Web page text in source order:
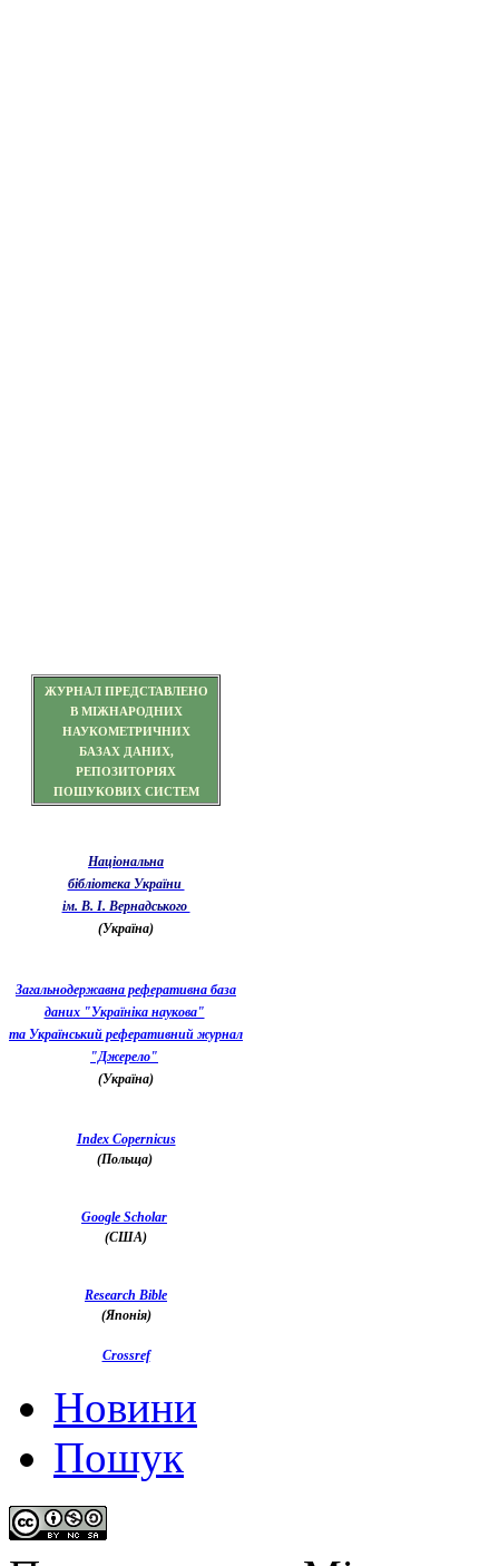
ЖУРНАЛ ПРЕДСТАВЛЕНО
В МІЖНАРОДНИХ
НАУКОМЕТРИЧНИХ
БАЗАХ ДАНИХ,
РЕПОЗИТОРІЯХ
ПОШУКОВИХ СИСТЕМ
Національна
бібліотека України
ім. В. І. Вернадського
(Україна)
Загальнодержавна реферативна база
даних "Україніка наукова"
та Український реферативний журнал
"Джерело"
(Україна)
Index Copernicus
(Польща)
Google Scholar
(США)
Research Bible
(Японія)
Crossref
Новини
Пошук